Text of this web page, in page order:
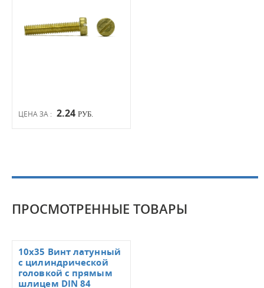
ЦЕНА ЗА : 2.24 РУБ.
ПРОСМОТРЕННЫЕ ТОВАРЫ
10х35 Винт латунный
с цилиндрической
головкой с прямым
шлицем DIN 84